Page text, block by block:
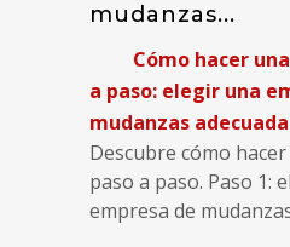
mudanzas...
Cómo hacer
a paso: elegir una
mudanzas adecuada
Descubre cómo
paso a paso. Paso 1:
empresa de